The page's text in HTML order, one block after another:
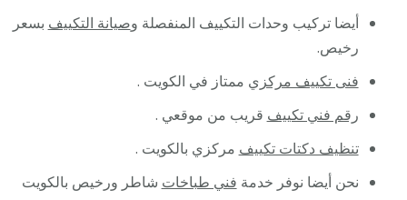
أيضا تركيب وحدات التكييف المنفصلة وصيانة التكييف بسعر
رخيص.
فنى تكييف مركزي ممتاز في الكويت .
رقم فني تكييف قريب من موقعي .
تنظيف دكتات تكييف مركزي بالكويت .
نحن أيضا نوفر خدمة فني طباخات شاطر ورخيص بالكويت